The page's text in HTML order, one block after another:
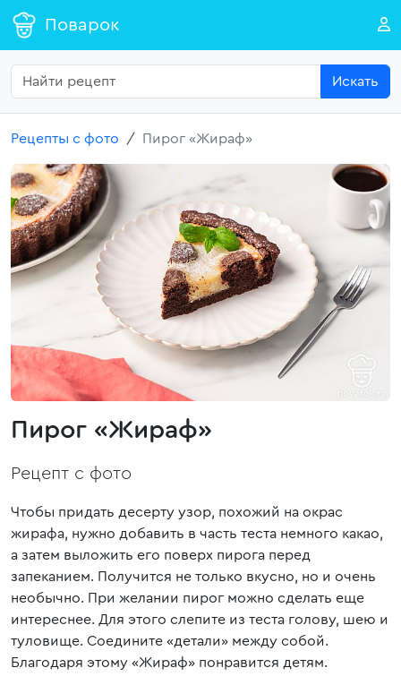
Поварок
Искать
Рецепты с фото Пирог «Жираф»
Пирог «Жираф»
Рецепт с фото
Чтобы придать десерту узор, похожий на окрас
жирафа, нужно добавить в часть теста немного какао,
а затем выложить его поверх пирога перед
запеканием. Получится не только вкусно, но и очень
необычно. При желании пирог можно сделать еще
интереснее. Для этого слепите из теста голову, шею и
туловище. Соедините «детали» между собой.
Благодаря этому «Жираф» понравится детям.